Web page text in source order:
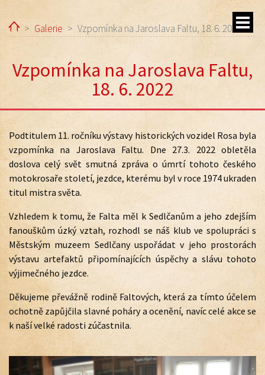
HomeGalerie Vzpomínka na Jaroslava Faltu, 18. 6. 2022
Vzpomínka na Jaroslava Faltu,
18. 6. 2022
Podtitulem 11. ročníku výstavy historických vozidel Rosa byla
vzpomínka na Jaroslava Faltu. Dne 27.3. 2022 obletěla
doslova celý svět smutná zpráva o úmrtí tohoto českého
motokrosaře století, jezdce, kterému byl v roce 1974 ukraden
titul mistra světa.
Vzhledem k tomu, že Falta měl k Sedlčanům a jeho zdejším
fanouškům úzký vztah, rozhodl se náš klub ve spolupráci s
Městským muzeem Sedlčany uspořádat v jeho prostorách
výstavu artefaktů připomínajících úspěchy a slávu tohoto
výjimečného jezdce.
Děkujeme převážně rodině Faltových, která za tímto účelem
ochotně zapůjčila slavné poháry a ocenění, navíc celé akce se
k naší velké radosti zúčastnila.